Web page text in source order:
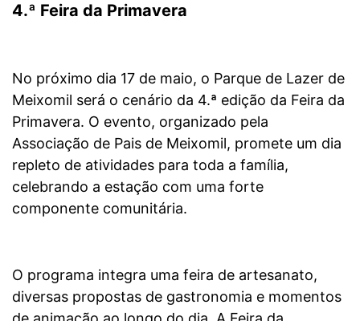
4.ª Feira da Primavera
No próximo dia 17 de maio, o Parque de Lazer de
Meixomil será o cenário da 4.ª edição da Feira da
Primavera. O evento, organizado pela
Associação de Pais de Meixomil, promete um dia
repleto de atividades para toda a família,
celebrando a estação com uma forte
componente comunitária.
O programa integra uma feira de artesanato,
diversas propostas de gastronomia e momentos